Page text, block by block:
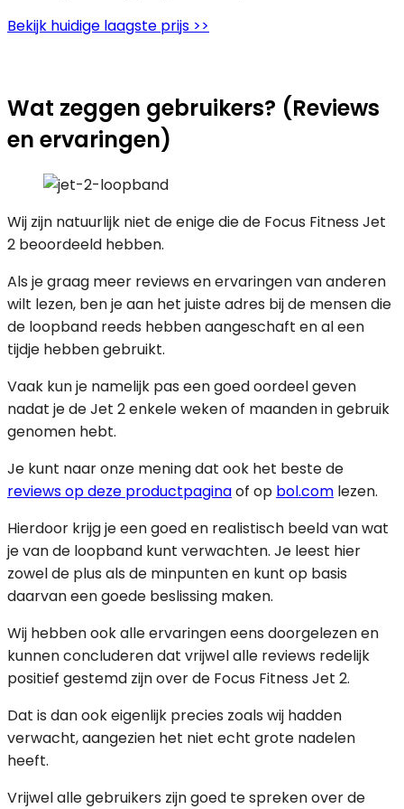
Bekijk huidige laagste prijs >>
Wat zeggen gebruikers? (Reviews
en ervaringen)
Wij zijn natuurlijk niet de enige die de Focus Fitness Jet
2 beoordeeld hebben.
Als je graag meer reviews en ervaringen van anderen
wilt lezen, ben je aan het juiste adres bij de mensen die
de loopband reeds hebben aangeschaft en al een
tijdje hebben gebruikt.
Vaak kun je namelijk pas een goed oordeel geven
nadat je de Jet 2 enkele weken of maanden in gebruik
genomen hebt.
Je kunt naar onze mening dat ook het beste de
reviews op deze productpaginaof op bol.com lezen.
Hierdoor krijg je een goed en realistisch beeld van wat
je van de loopband kunt verwachten. Je leest hier
zowel de plus als de minpunten en kunt op basis
daarvan een goede beslissing maken.
Wij hebben ook alle ervaringen eens doorgelezen en
kunnen concluderen dat vrijwel alle reviews redelijk
positief gestemd zijn over de Focus Fitness Jet 2.
Dat is dan ook eigenlijk precies zoals wij hadden
verwacht, aangezien het niet echt grote nadelen
heeft.
Vrijwel alle gebruikers zijn goed te spreken over de